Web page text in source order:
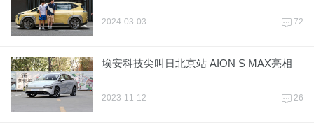
4 72
2024-03-03
埃安科技尖叫日北京站 AION S MAX亮相
4 26
2023-11-12